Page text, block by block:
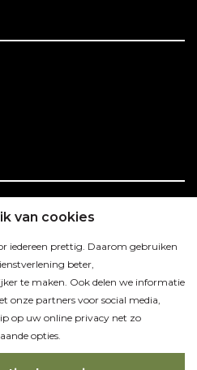
van cookies
iedereen prettig. Daarom gebruiken
beter,
te maken. Ook delen we informatie
onze partners voor social media,
op uw online privacy net zo
opties.